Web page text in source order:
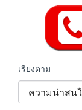
เรียงตาม